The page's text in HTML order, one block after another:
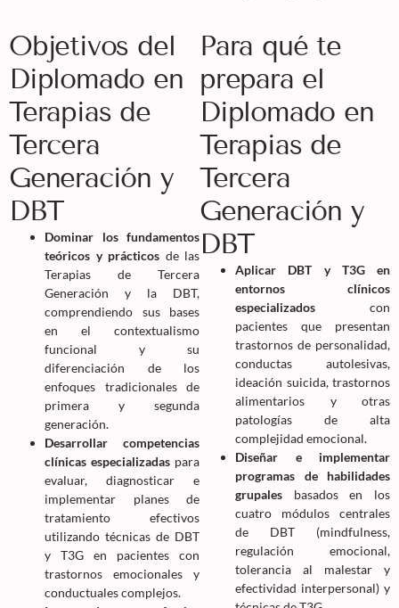
Objetivos del
Diplomado en
Terapias de
Tercera
Generación y
DBT
Dominar los fundamentos
teóricos y prácticos de las
Terapias de Tercera
Generación y la DBT,
comprendiendo sus bases
en el contextualismo
funcional y su
diferenciación de los
enfoques tradicionales de
primera y segunda
generación.
Desarrollar competencias
clínicas especializadas para
evaluar, diagnosticar e
implementar planes de
tratamiento efectivos
utilizando técnicas de DBT
y T3G en pacientes con
trastornos emocionales y
conductuales complejos.
Para qué te
prepara el
Diplomado en
Terapias de
Tercera
Generación y
DBT
Aplicar DBT y T3G en
entornos clínicos
especializados con
pacientes que presentan
trastornos de personalidad,
conductas autolesivas,
ideación suicida, trastornos
alimentarios y otras
patologías de alta
complejidad emocional.
Diseñar e implementar
programas de habilidades
grupales basados en los
cuatro módulos centrales
de DBT (mindfulness,
regulación emocional,
tolerancia al malestar y
efectividad interpersonal) y